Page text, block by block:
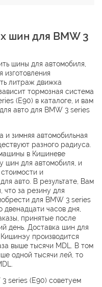
шин для BMW 3
шины для автомобиля,
изготовления
литраж движка
тормозная сиcтема
(E90) в каталоге, и вам
авто для BMW 3 series
и зимняя автомобильная
разного радиуса.
в Кишиневе
шин для автомобиля, и
и
авто. В результате, Вам
что за резину для
для BMW 3 series
часов дня,
принятые после
день. Доставка шин для
производится
выше тысячи MDL. В том
одной тысячи лей, то
series (E90) советуем